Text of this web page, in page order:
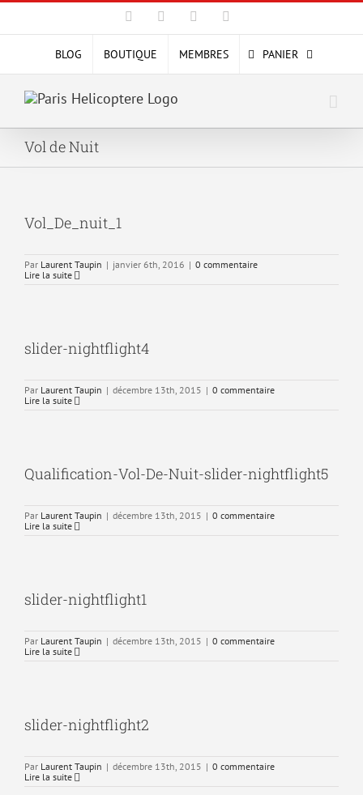
Passer
contenu
Facebook YouTube
BLOG BOUTIQUE MEMBRES PANIER
Vol de Nuit
Vol_De_nuit_1
Par Laurent Taupin | janvier 6th, 2016 | 0 commentaire
Lire la suite
slider-nightflight4
Par Laurent Taupin | décembre 13th, 2015 | 0 commentaire
Lire la suite
Qualification-Vol-De-Nuit-slider-nightflight5
Par Laurent Taupin | décembre 13th, 2015 | 0 commentaire
Lire la suite
slider-nightflight1
Par Laurent Taupin | décembre 13th, 2015 | 0 commentaire
Lire la suite
slider-nightflight2
Par Laurent Taupin | décembre 13th, 2015 | 0 commentaire
Lire la suite